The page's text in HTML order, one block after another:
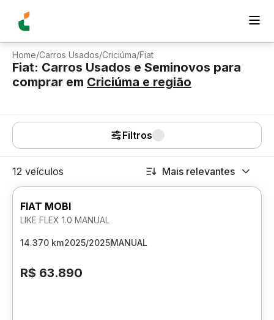
Home/Carros Usados/Criciúma/Fiat
Fiat: Carros Usados e Seminovos para
comprar em Criciúma e região
Filtros
12 veículos Mais relevantes
FIAT MOBI
LIKE FLEX 1.0 MANUAL
14.370 km2025/2025MANUAL
R$ 63.890